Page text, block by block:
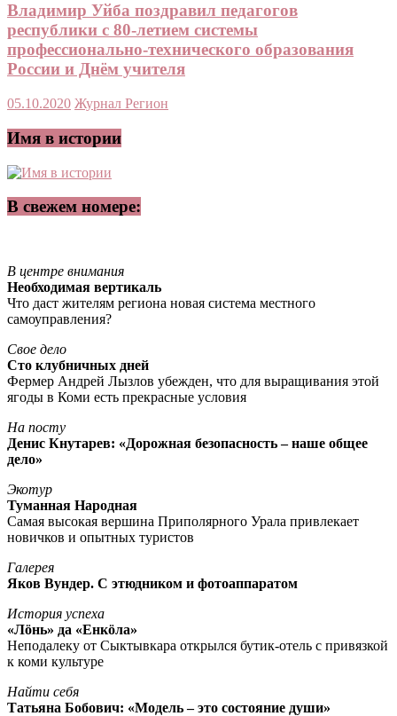
Владимир Уйба поздравил педагогов
республики с 80-летием системы
профессионально-технического образования
России и Днём учителя
05.10.2020 Журнал Регион
Имя в истории
В свежем номере:
В центре внимания
Необходимая вертикаль
Что даст жителям региона новая система местного
самоуправления?
Свое дело
Сто клубничных дней
Фермер Андрей Лызлов убежден, что для выращивания этой
ягоды в Коми есть прекрасные условия
На посту
Денис Кнутарев: «Дорожная безопасность – наше общее
дело»
Экотур
Туманная Народная
Самая высокая вершина Приполярного Урала привлекает
новичков и опытных туристов
Галерея
Яков Вундер. С этюдником и фотоаппаратом
История успеха
«Лöнь» да «Енкöла»
Неподалеку от Сыктывкара открылся бутик-отель с привязкой
к коми культуре
Найти себя
Татьяна Бобович: «Модель – это состояние души»